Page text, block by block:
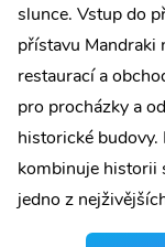
slunce. Vstup do
přístavu Mandraki
restaurací a
pro procházky a
historické
kombinuje historii
jedno z